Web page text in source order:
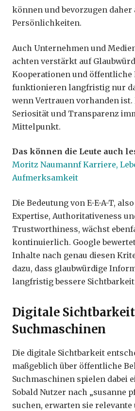
können und bevorzugen daher
Persönlichkeiten.
Auch Unternehmen und
achten verstärkt auf
Kooperationen und öffentliche
funktionieren langfristig nur
wenn Vertrauen vorhanden ist.
Seriosität und Transparenz
Mittelpunkt.
Das können die Leute auch
Moritz Naumannf Karriere,
Aufmerksamkeit
Die Bedeutung von E-E-A-T,
Expertise, Authoritativeness
Trustworthiness, wächst
kontinuierlich. Google
Inhalte nach genau diesen
dazu, dass glaubwürdige
langfristig bessere
Digitale
Suchmaschinen
Die digitale Sichtbarkeit
maßgeblich über öffentliche
Suchmaschinen spielen dabei
Sobald Nutzer nach „susanne
suchen, erwarten sie